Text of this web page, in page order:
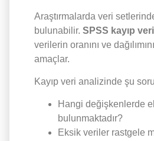
Araştırmalarda veri
bulunabilir. SPSS kayıp
verilerin oranını ve
amaçlar.
Kayıp veri analizinde şu
Hangi değişkenlerde
bulunmaktadır?
Eksik veriler rastgele